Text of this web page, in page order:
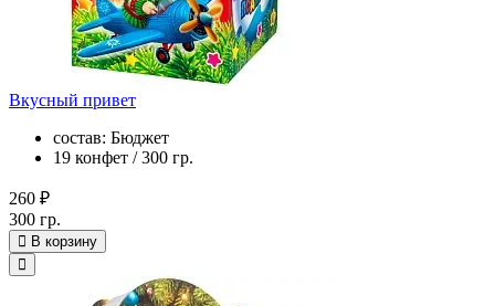
Вкусный привет
состав: Бюджет
19 конфет / 300 гр.
260 ₽
300 гр.
В корзину